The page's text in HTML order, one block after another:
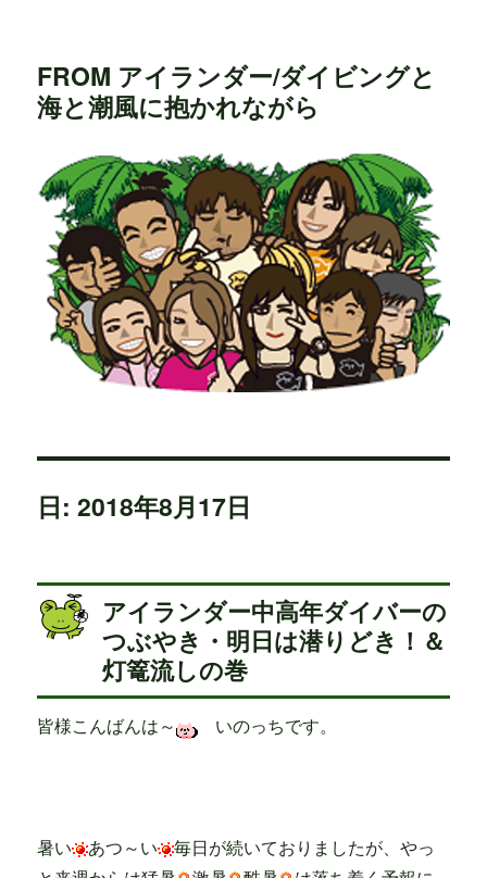
FROM アイランダー/ダイビングと
海と潮風に抱かれながら
日: 2018年8月17日
アイランダー中高年ダイバーの
つぶやき・明日は潜りどき！＆
灯篭流しの巻
皆様こんばんは～ いのっちです。
暑い あつ～い
毎日が続いておりましたが、やっ